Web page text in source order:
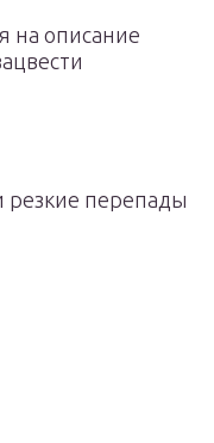
на описание
резкие перепады